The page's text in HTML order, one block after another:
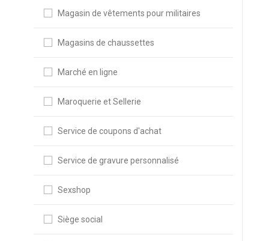
Magasin de vêtements pour militaires
Magasins de chaussettes
Marché en ligne
Maroquerie et Sellerie
Service de coupons d'achat
Service de gravure personnalisé
Sexshop
Siège social